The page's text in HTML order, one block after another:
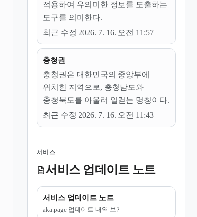
적용하여 유의미한 정보를 도출하는
도구를 의미한다.
최근 수정 2026. 7. 16. 오전 11:57
충청권
충청권은 대한민국의 중앙부에
위치한 지역으로, 충청남도와
충청북도를 아울러 일컫는 명칭이다.
최근 수정 2026. 7. 16. 오전 11:43
서비스
서비스 업데이트 노트
서비스 업데이트 노트
aka.page 업데이트 내역 보기